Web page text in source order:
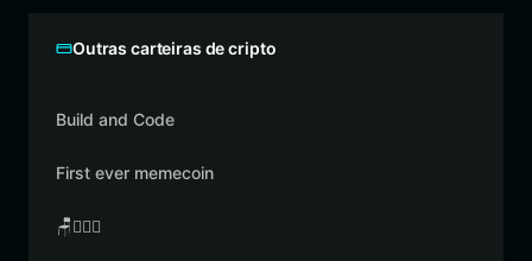
Outras carteiras de cripto
Build and Code
First ever memecoin
🪑👳🏾‍♂️